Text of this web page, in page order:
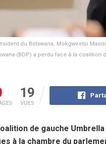
du Botswana, Mokgweetsi
(BDP) a perdu face à la
19
VUES
de gauche
à la chambre du